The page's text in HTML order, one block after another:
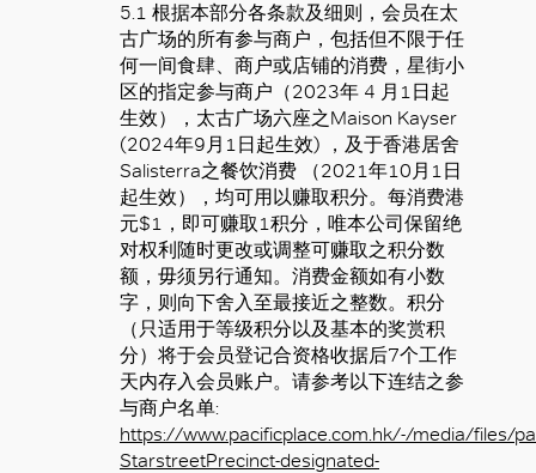
5.1 根据本部分各条款及细则，会员在太
古广场的所有参与商户，包括但不限于任
何一间食肆、商户或店铺的消费，星街小
区的指定参与商户（2023年 4 月1日起
生效），太古广场六座之Maison Kayser
(2024年9月1日起生效) ，及于香港居舍
Salisterra之餐饮消费 （2021年10月1日
起生效），均可用以赚取积分。每消费港
元$1，即可赚取1积分，唯本公司保留绝
对权利随时更改或调整可赚取之积分数
额，毋须另行通知。消费金额如有小数
字，则向下舍入至最接近之整数。积分
（只适用于等级积分以及基本的奖赏积
分）将于会员登记合资格收据后7个工作
天内存入会员账户。请参考以下连结之参
与商户名单:
https://www.pacificplace.com.hk/-/media/files/
StarstreetPrecinct-designated-